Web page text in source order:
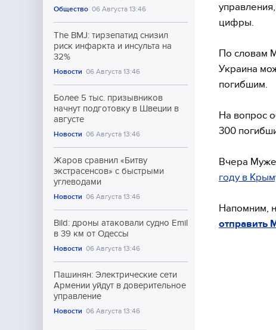
Общество 06 Августа 13:46
The BMJ: тирзепатид снизил
риск инфаркта и инсульта на
32%
Новости 06 Августа 13:46
Более 5 тыс. призывников
начнут подготовку в Швеции в
августе
Новости 06 Августа 13:46
Жаров сравнил «Битву
экстрасенсов» с быстрыми
углеводами
Новости 06 Августа 13:46
Bild: дроны атаковали судно Emil
в 39 км от Одессы
Новости 06 Августа 13:46
Пашинян: Электрические сети
Армении уйдут в доверительное
управление
Новости 06 Августа 13:46
цифры.
По словам
Украина
погибшим.
На вопрос
300
Вчера
году в
Напомним,
отправить